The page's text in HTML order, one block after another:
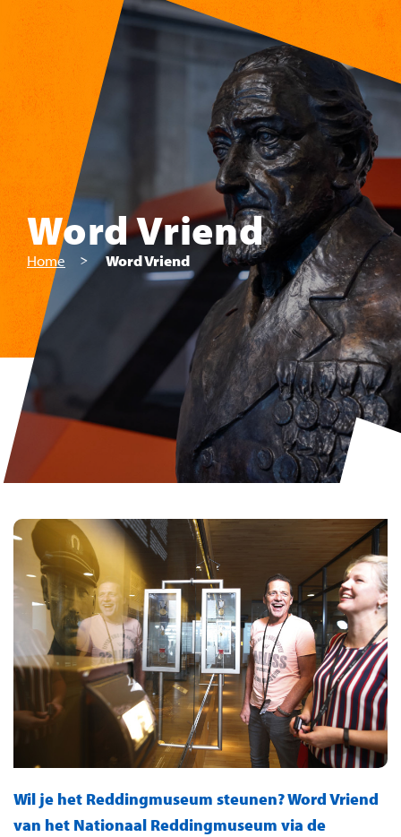
Skip to main content
Word Vriend
Home Word Vriend
Wil je het Reddingmuseum steunen? Word Vriend
van het Nationaal Reddingmuseum via de